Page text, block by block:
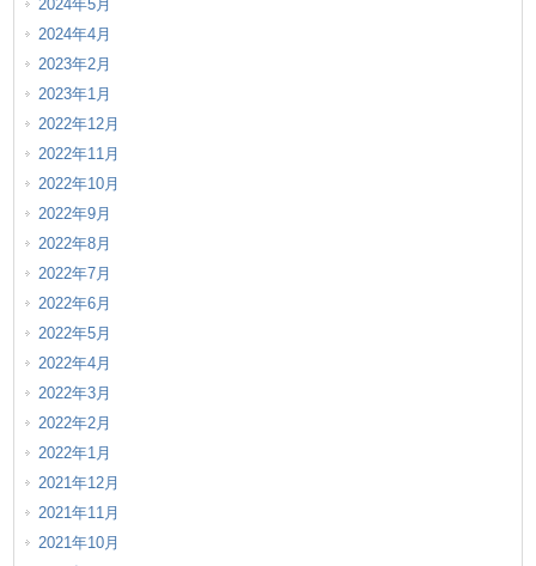
2024年5月
2024年4月
2023年2月
2023年1月
2022年12月
2022年11月
2022年10月
2022年9月
2022年8月
2022年7月
2022年6月
2022年5月
2022年4月
2022年3月
2022年2月
2022年1月
2021年12月
2021年11月
2021年10月